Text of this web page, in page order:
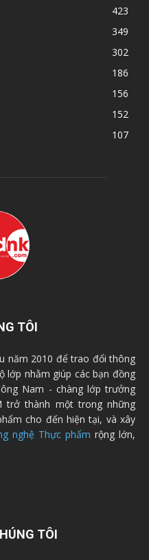
423
349
302
186
156
152
107
TÔI
năm 2010 để trao đổi thông
lớp nhằm giúp các bạn đồng
Nam - chàng lớp trưởng
trở thành một trong những
cho đến hiện tại, và xây
nghệ Thực phẩm rộng lớn,
TÔI